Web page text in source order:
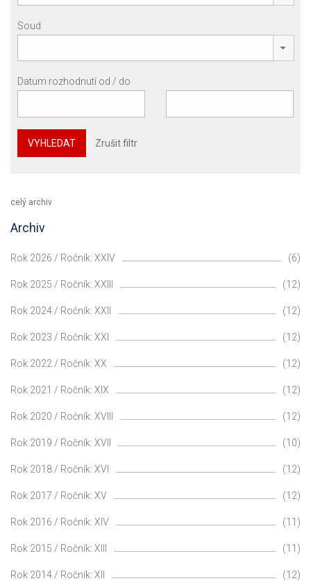
Soud
Datum rozhodnutí od / do
VYHLEDAT Zrušit filtr
celý archiv
Archiv
Rok 2026 / Ročník: XXIV (6)
Rok 2025 / Ročník: XXIII (12)
Rok 2024 / Ročník: XXII (12)
Rok 2023 / Ročník: XXI (12)
Rok 2022 / Ročník: XX (12)
Rok 2021 / Ročník: XIX (12)
Rok 2020 / Ročník: XVIII (12)
Rok 2019 / Ročník: XVII (10)
Rok 2018 / Ročník: XVI (12)
Rok 2017 / Ročník: XV (12)
Rok 2016 / Ročník: XIV (11)
Rok 2015 / Ročník: XIII (11)
Rok 2014 / Ročník: XII (12)